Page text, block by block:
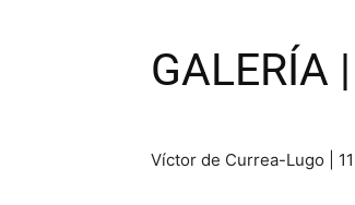
GALERÍA
Víctor de Currea-Lugo |